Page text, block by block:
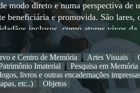
modo direto e numa perspectiva
beneficiária e promovida. São lares,
inclusos, como atores vivos
às famílias monetizarem suas
platibandas, em suas formas
que atravessam o mar até
a ideia, gerada na Fundação Casa
das expressões artísticas
e Centro de Memória Artes Visuais
Imaterial Pesquisa em Memória
livros e outras encadernações
etc..)
Objetos